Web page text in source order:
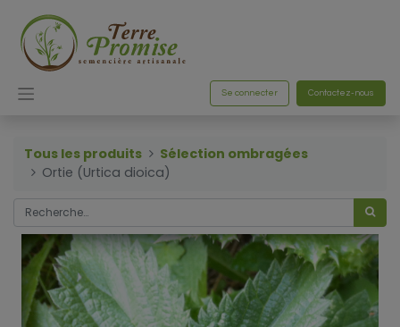
Se connecter Contactez-nous
Tous les produits
Sélection ombragées
Ortie (Urtica dioica)